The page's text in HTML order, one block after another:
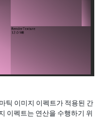
틱 이미지 이펙트가 적용된 간
이펙트는 연산을 수행하기 위